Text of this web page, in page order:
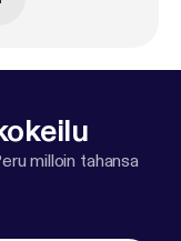
milloin tahansa